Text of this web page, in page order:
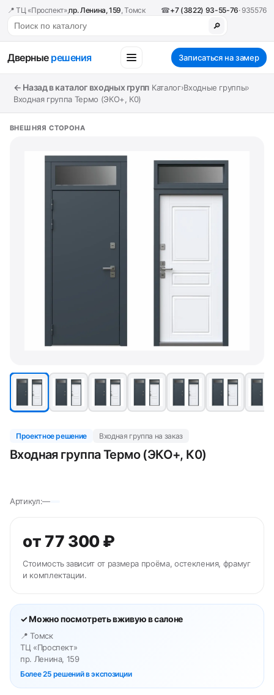
📍 ТЦ «Проспект»,пр. Ленина, 159, Томск ☎+7 (3822) 93-55-76· 935576
🔎
Дверные решения Записаться на замер
← Назад в каталог входных групп Каталог›Входные группы›
Входная группа Термо (ЭКО+, К0)
ВНЕШНЯЯ СТОРОНА
Проектное решение Входная группа на заказ
Входная группа Термо (ЭКО+, К0)
Артикул:—
от 77 300 ₽
Стоимость зависит от размера проёма, остекления, фрамуг
и комплектации.
✓ Можно посмотреть вживую в салоне
📍 Томск
ТЦ «Проспект»
пр. Ленина, 159
Более 25 решений в экспозиции